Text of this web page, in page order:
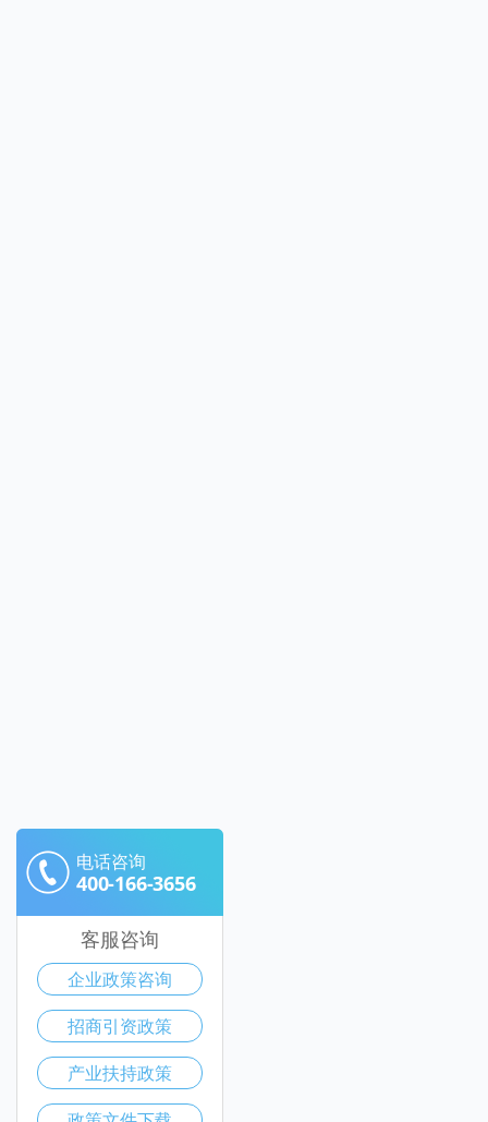
电话咨询
400-166-3656
客服咨询
企业政策咨询
招商引资政策
产业扶持政策